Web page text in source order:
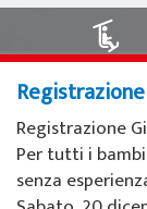
Lezioni
Lezioni
Lezioni
Lezioni
Snowli
Lezioni
Lezioni
Noleggio
Scuola di
Buoni
Zone
Zuoz
Registrazione
Per tutti i
senza